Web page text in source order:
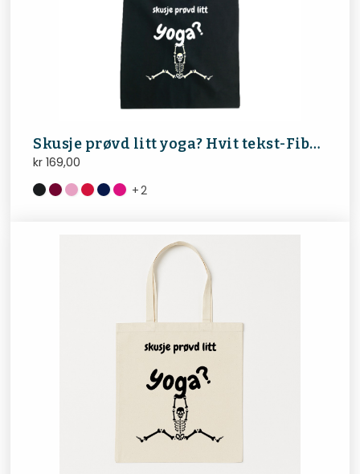
Skusje prøvd litt yoga? Hvit tekst-FibroNorge
kr 169,00
+2